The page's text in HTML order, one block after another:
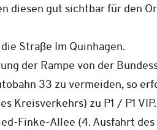
diesen gut sichtbar für den
Straße Im Quinhagen.
der Rampe von der
33 zu vermeiden, so
Kreisverkehrs) zu P1 / P1
Finke-Allee (4. Ausfahrt